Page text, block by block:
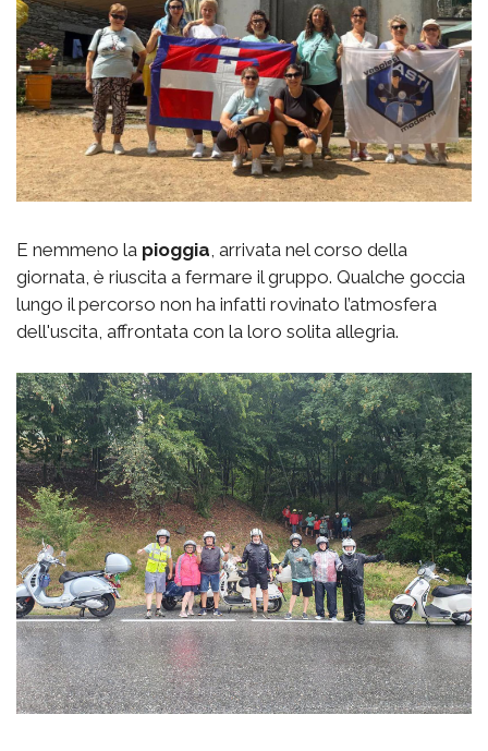
E nemmeno la pioggia , arrivata nel corso della
giornata, è riuscita a fermare il gruppo. Qualche goccia
lungo il percorso non ha infatti rovinato l’atmosfera
dell'uscita, affrontata con la loro solita allegria.